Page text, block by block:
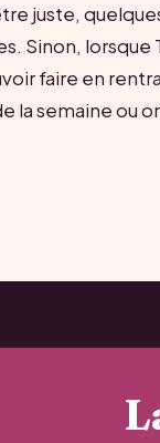
juste,
Sinon, lorsque
faire en
la semaine ou